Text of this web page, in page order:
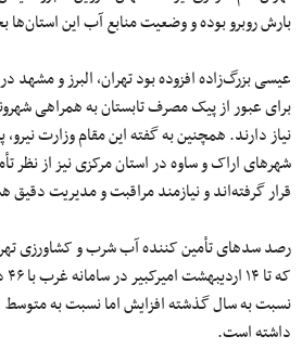
بارش روبرو بوده و وضعیت منابع آب این
عیسی بزرگ‌زاده افزوده بود تهران، البرز و مشهد
برای عبور از پیک مصرف تابستان به همراهی
نیاز دارند. همچنین به گفته این مقام وزارت نیرو،
شهرهای اراک و ساوه در استان مرکزی نیز از نظر
قرار گرفته‌اند و نیازمند مراقبت و مدیریت دقیق
رصد سدهای تأمین کننده آب شرب و کشاورزی
داشته است.